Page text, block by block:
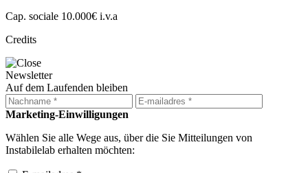
Cap. sociale 10.000€ i.v.a
Credits
Newsletter
Auf dem Laufenden bleiben
Marketing-Einwilligungen
Wählen Sie alle Wege aus, über die Sie Mitteilungen von
Instabilelab erhalten möchten: